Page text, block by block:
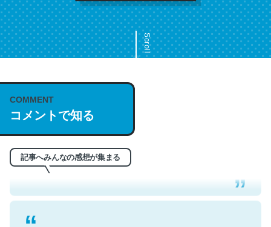
Scroll
COMMENT
コメントで知る
記事へみんなの感想が集まる
これは名文。彼はとてもクレバーなんだろうなと凄く思
う。英語少しでも読める人は原文もお勧め。自分はこの流
れ好き。Let’s Fucking Go. Then Covid hit. Shit.
─今のこの状況が信じられるかい？ by ラーズ・ヌートバー